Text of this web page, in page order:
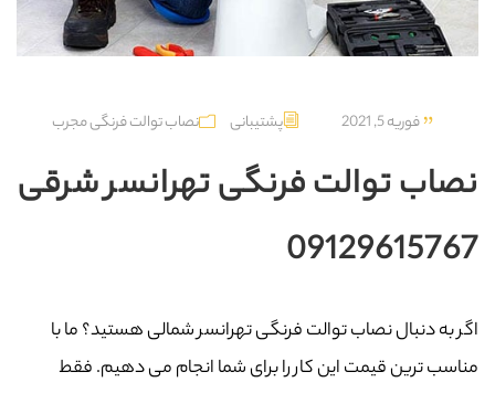
فوریه 5, 2021 پشتیبانی نصاب توالت فرنگی مجرب
نصاب توالت فرنگی تهرانسر شرقی
09129615767
اگر به دنبال نصاب توالت فرنگی تهرانسر شمالی هستید؟ ما با
مناسب ترین قیمت این کار را برای شما انجام می دهیم. فقط